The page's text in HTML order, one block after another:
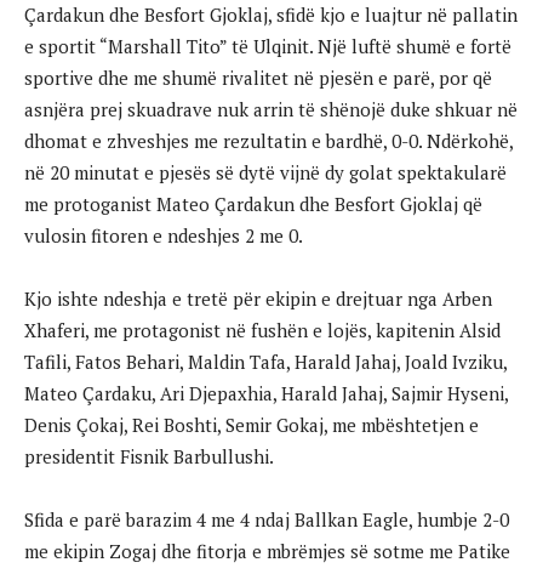
Çardakun dhe Besfort Gjoklaj, sfidë kjo e luajtur në pallatin
e sportit “Marshall Tito” të Ulqinit. Një luftë shumë e fortë
sportive dhe me shumë rivalitet në pjesën e parë, por që
asnjëra prej skuadrave nuk arrin të shënojë duke shkuar në
dhomat e zhveshjes me rezultatin e bardhë, 0-0. Ndërkohë,
në 20 minutat e pjesës së dytë vijnë dy golat spektakularë
me protoganist Mateo Çardakun dhe Besfort Gjoklaj që
vulosin fitoren e ndeshjes 2 me 0.
Kjo ishte ndeshja e tretë për ekipin e drejtuar nga Arben
Xhaferi, me protagonist në fushën e lojës, kapitenin Alsid
Tafili, Fatos Behari, Maldin Tafa, Harald Jahaj, Joald Ivziku,
Mateo Çardaku, Ari Djepaxhia, Harald Jahaj, Sajmir Hyseni,
Denis Çokaj, Rei Boshti, Semir Gokaj, me mbështetjen e
presidentit Fisnik Barbullushi.
Sfida e parë barazim 4 me 4 ndaj Ballkan Eagle, humbje 2-0
me ekipin Zogaj dhe fitorja e mbrëmjes së sotme me Patike